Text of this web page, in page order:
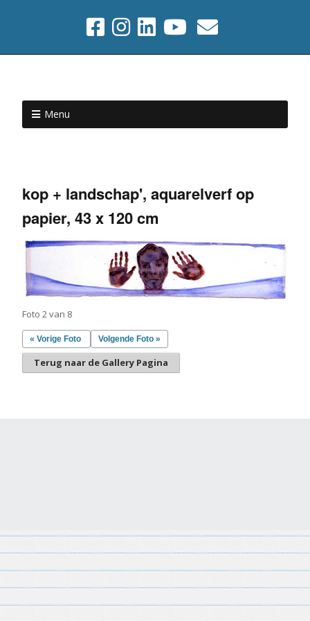
Menu
kop + landschap', aquarelverf op
papier, 43 x 120 cm
Foto 2 van 8
« Vorige Foto Volgende Foto »
Terug naar de Gallery Pagina